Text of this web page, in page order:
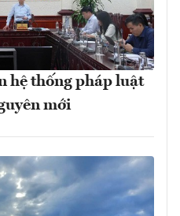
hệ thống pháp luật
mới